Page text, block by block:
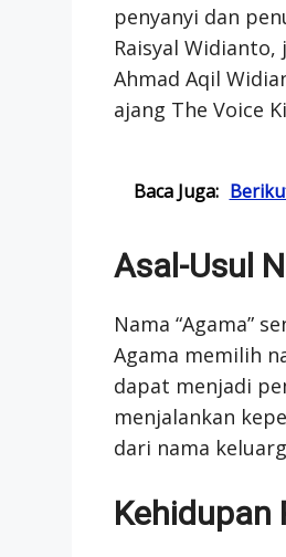
penyanyi dan
Raisyal
Ahmad Aqil
ajang The Voice
Baca Juga:
Asal-Usul
Nama “Agama”
Agama memilih
dapat menjadi
menjalankan
dari nama
Kehidupan